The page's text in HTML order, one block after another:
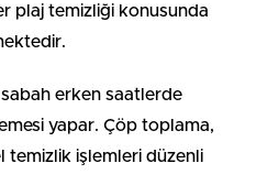
plaj temizliği konusunda
erken saatlerde
yapar. Çöp toplama,
temizlik işlemleri düzenli